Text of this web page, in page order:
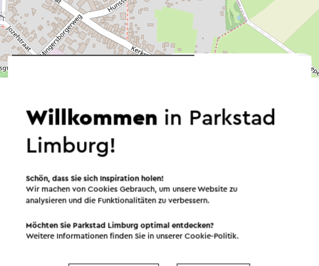
Angeboten von
Willkommen in Parkstad
Limburg!
Schön, dass Sie sich Inspiration holen!
Wir machen von Cookies Gebrauch, um unsere Website zu
analysieren und die Funktionalitäten zu verbessern.
Möchten Sie Parkstad Limburg optimal entdecken?
Weitere Informationen finden Sie in unsererCookie-Politik.